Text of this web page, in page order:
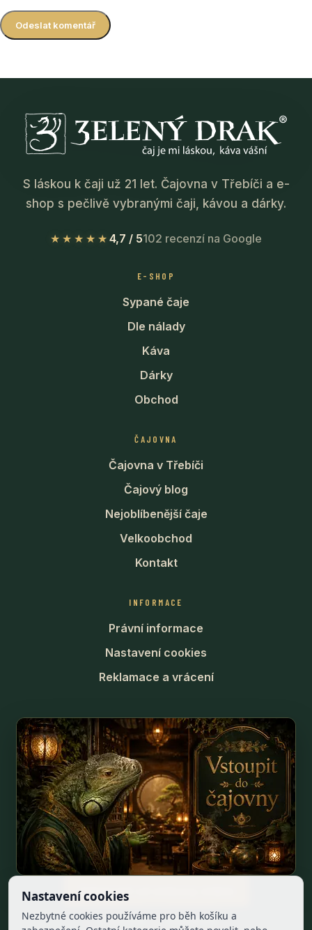
S láskou k čaji už 21 let. Čajovna v Třebíči a e-
shop s pečlivě vybranými čaji, kávou a dárky.
★★★★★ 4,7 / 5102 recenzí na Google
E-SHOP
Sypané čaje
Dle nálady
Káva
Dárky
Obchod
ČAJOVNA
Čajovna v Třebíči
Čajový blog
Nejoblíbenější čaje
Velkoobchod
Kontakt
INFORMACE
Právní informace
Nastavení cookies
Reklamace a vrácení
Odstoupit od smlouvy online
Facebook Instagram
Nastavení cookies
Nezbytné cookies používáme pro běh košíku a